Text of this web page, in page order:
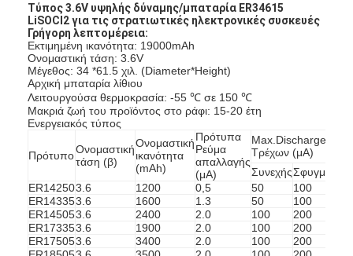
Τύπος 3.6V υψηλής δύναμης/μπαταρία ER34615
LiSOCl2 για τις στρατιωτικές ηλεκτρονικές συσκευές
Γρήγορη λεπτομέρεια:
Εκτιμημένη ικανότητα: 19000mAh
Ονομαστική τάση: 3.6V
Μέγεθος: 34 *61.5 χιλ. (Diameter*Height)
Αρχική μπαταρία λίθιου
Λειτουργούσα θερμοκρασία: -55 ℃ σε 150 ℃
Μακριά ζωή του προϊόντος στο ράφι: 15-20 έτη
Ενεργειακός τύπος
ΠρότυποΟνομαστική
τάση (β)
Ονομαστική
ικανότητα
(mAh)
Πρότυπα
Ρεύμα
απαλλαγής
(μΑ)
Max.Discharge
Τρέχων (μΑ)
ΣυνεχήςΣφυγμός
ER142503.6 1200 0,5 50 100
ER143353.6 1600 1.3 50 100
ER145053.6 2400 2.0 100 200
ER173353.6 1900 2.0 100 200
ER175053.6 3400 2.0 100 200